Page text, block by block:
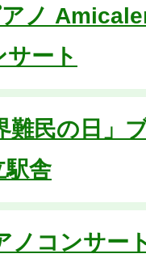
ノ
ート
難民の日」
駅舎
ノコンサー